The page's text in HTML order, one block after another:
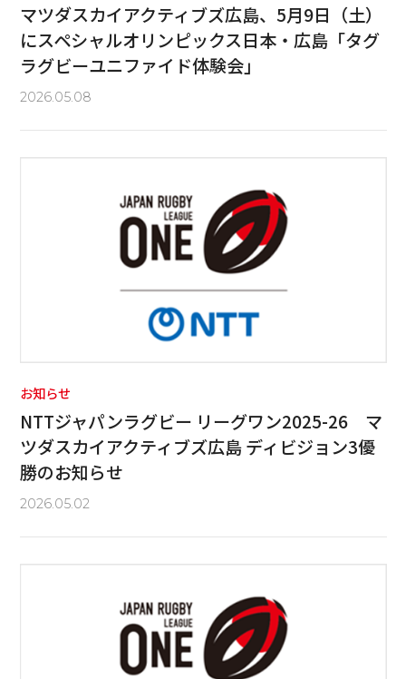
マツダスカイアクティブズ広島、5月9日（土）
にスペシャルオリンピックス日本・広島「タグ
ラグビーユニファイド体験会」
2026.05.08
お知らせ
NTTジャパンラグビー リーグワン2025-26 マ
ツダスカイアクティブズ広島 ディビジョン3優
勝のお知らせ
2026.05.02